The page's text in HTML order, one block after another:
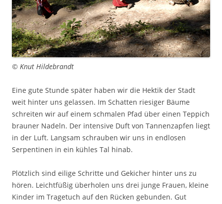
© Knut Hildebrandt
Eine gute Stunde später haben wir die Hektik der Stadt
weit hinter uns gelassen. Im Schatten riesiger Bäume
schreiten wir auf einem schmalen Pfad über einen Teppich
brauner Nadeln. Der intensive Duft von Tannenzapfen liegt
in der Luft. Langsam schrauben wir uns in endlosen
Serpentinen in ein kühles Tal hinab.
Plötzlich sind eilige Schritte und Gekicher hinter uns zu
hören. Leichtfüßig überholen uns drei junge Frauen, kleine
Kinder im Tragetuch auf den Rücken gebunden. Gut